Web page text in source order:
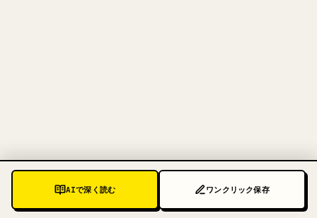
AIで深く読む ワンクリック保存